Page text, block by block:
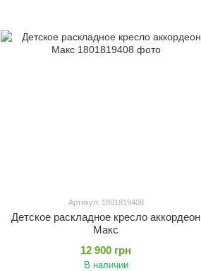
Артикул: 1801819408
Детское раскладное кресло аккордеон
Макс
12 900 грн
В наличии